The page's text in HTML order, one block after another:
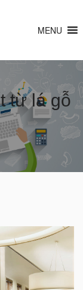
MENU
từ lá gỗ